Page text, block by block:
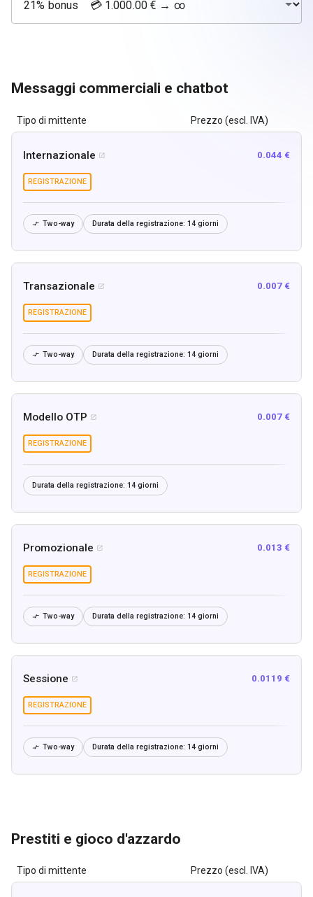
Messaggi commerciali e chatbot
Tipo di mittente Prezzo (escl. IVA)
Internazionale  0.044 €
REGISTRAZIONE
 Two-way Durata della registrazione: 14 giorni
Transazionale  0.007 €
REGISTRAZIONE
 Two-way Durata della registrazione: 14 giorni
Modello OTP  0.007 €
REGISTRAZIONE
Durata della registrazione: 14 giorni
Promozionale  0.013 €
REGISTRAZIONE
 Two-way Durata della registrazione: 14 giorni
Sessione  0.0119 €
REGISTRAZIONE
 Two-way Durata della registrazione: 14 giorni
Prestiti e gioco d'azzardo
Tipo di mittente Prezzo (escl. IVA)